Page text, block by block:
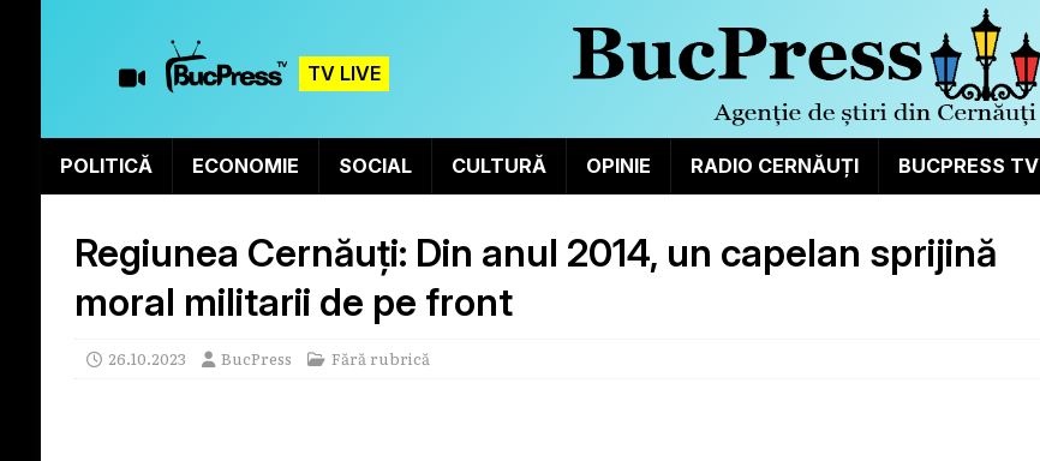
TV LIVE
POLITICĂ ECONOMIE SOCIAL CULTURĂ OPINIE RADIO CERNĂUȚI BUCPRESS TV
Regiunea Cernăuți: Din anul 2014, un capelan sprijină
moral militarii de pe front
26.10.2023 BucPress Fără rubrică